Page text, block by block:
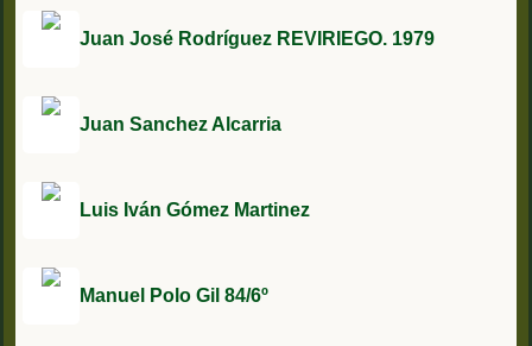
Juan José Rodríguez REVIRIEGO. 1979
Juan Sanchez Alcarria
Luis Iván Gómez Martinez
Manuel Polo Gil 84/6º